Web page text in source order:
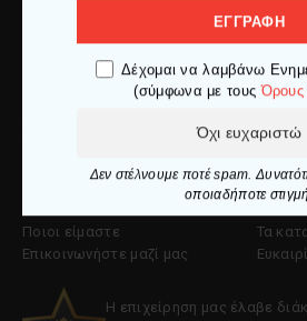
Εξυπηρέτηση Πελατών
Ο λογαριασμός μου
Ιστορικό παραγγελιών
Εντοπισμός αντικειμένου
Όροι
Ποιοι είμαστε
Επικοινωνήστε μαζί μας
Τα
Η επιχείρηση μας έλαβε
ΕΓΓΡΑΦΗ
Δέχομαι να λαμβάνω
(σύμφωνα με τους
Όχι ευχαριστώ
Δεν στέλνουμε ποτέ spam.
οποιαδήποτε